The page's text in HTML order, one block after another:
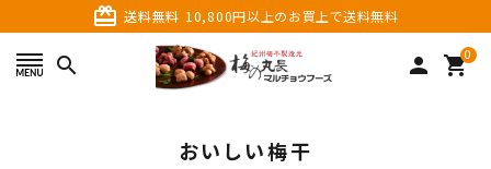
card_giftcard 送料無料 10,800円以上のお買上で送料無料
search person 0
shopping_cart
search
おいしい梅干